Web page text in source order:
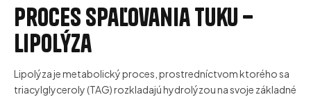
Proces spaľovania tuku –
lipolýza
Lipolýza je metabolický proces, prostredníctvom ktorého sa
triacylglyceroly (TAG) rozkladajú hydrolýzou na svoje základné